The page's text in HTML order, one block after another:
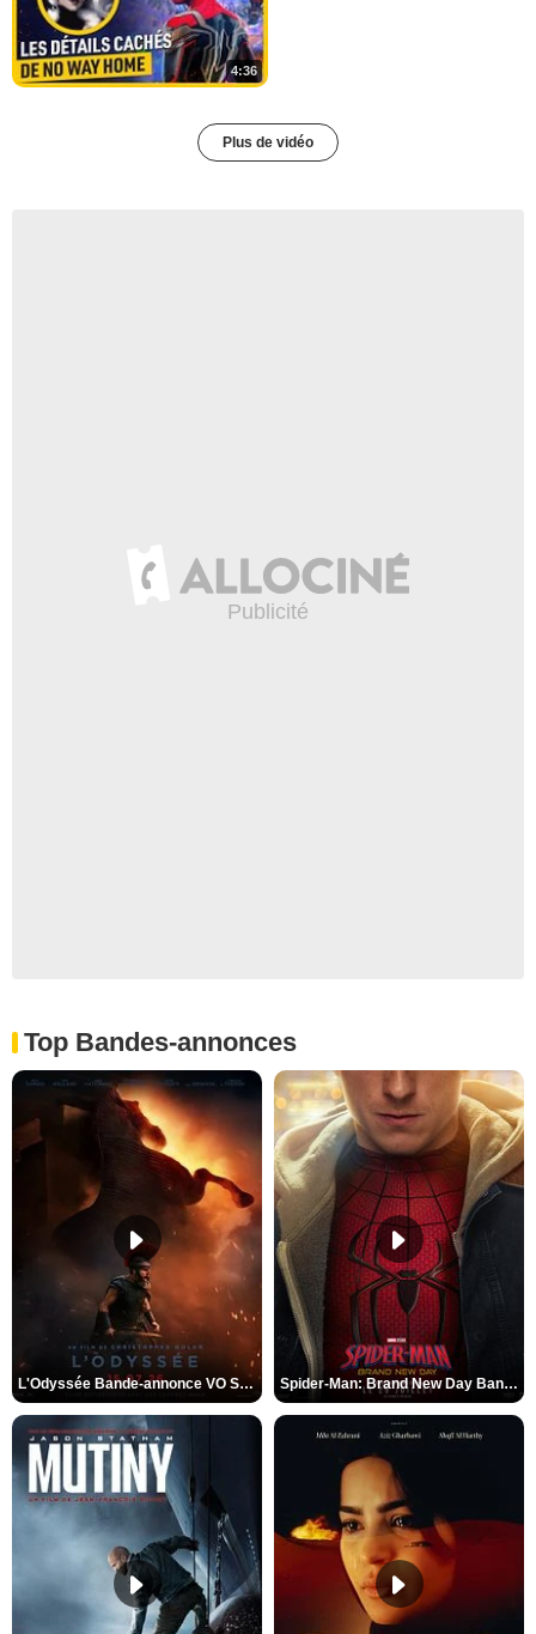
4:36
Plus de vidéo
Top Bandes-annonces
L'Odyssée Bande-annonce VO STFR Spider-Man: Brand New Day Bande-annonce VO STFR